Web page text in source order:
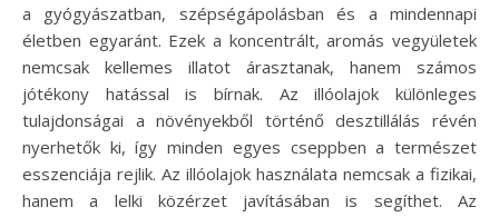
a gyógyászatban, szépségápolásban és a mindennapi
életben egyaránt. Ezek a koncentrált, aromás vegyületek
nemcsak kellemes illatot árasztanak, hanem számos
jótékony hatással is bírnak. Az illóolajok különleges
tulajdonságai a növényekből történő desztillálás révén
nyerhetők ki, így minden egyes cseppben a természet
esszenciája rejlik. Az illóolajok használata nemcsak a fizikai,
hanem a lelki közérzet javításában is segíthet. Az